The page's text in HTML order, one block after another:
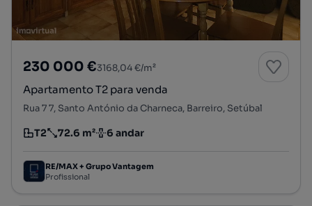
230 000 €3168,04 €/m²
Apartamento T2 para venda
Rua 7 7, Santo António da Charneca, Barreiro, Setúbal
Tipologia
T2
Preço por metro quadrado
72.6 m²
Andar 6 andar
RE/MAX + Grupo Vantagem
Profissional